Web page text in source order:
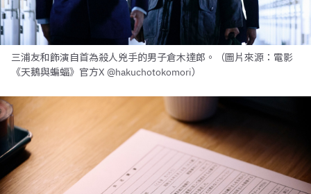
三浦友和飾演自首為殺人兇手的男子倉木達郎。（圖片來源：電影
《天鵝與蝙蝠》官方X @hakuchotokomori）